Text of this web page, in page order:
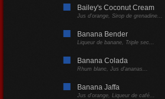
Bailey's Coconut Cream
Jus d'orange, Sirop de grenadine...
Banana Bender
Liqueur de banane, Triple sec...
Banana Colada
Rhum blanc, Jus d'ananas...
Banana Jaffa
Jus d'orange, Liqueur de café...